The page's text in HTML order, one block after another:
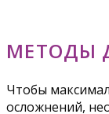
МЕТОДЫ
Чтобы
осложнений,